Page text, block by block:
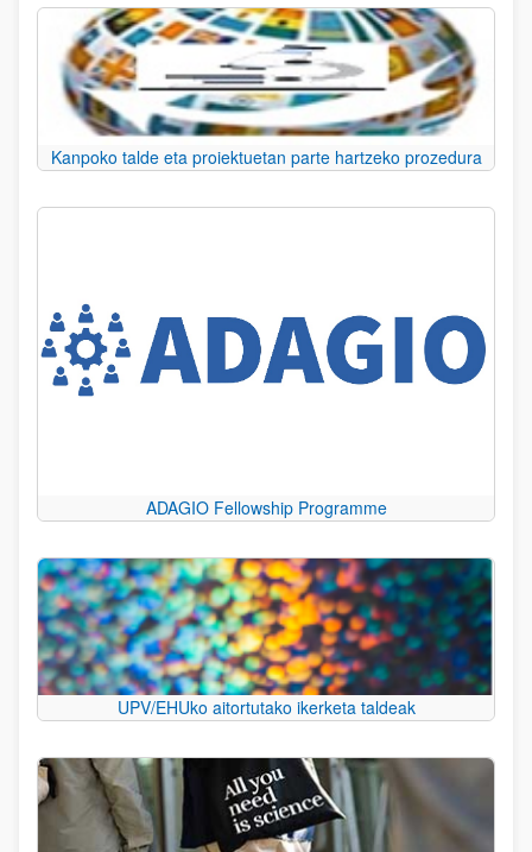
Kanpoko talde eta proiektuetan parte hartzeko prozedura
ADAGIO Fellowship Programme
UPV/EHUko aitortutako ikerketa taldeak